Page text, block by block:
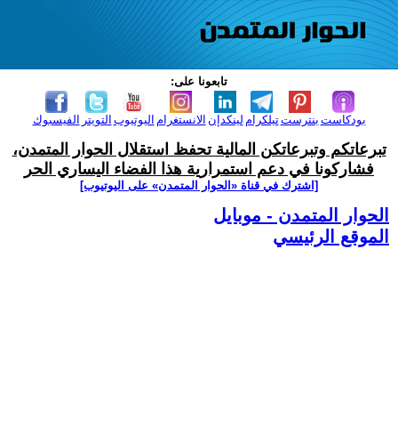
تابعونا على:
الفيسبوك التويتر اليوتيوب الانستغرام لينكدإن تيلكرامبنترست بودكاست
تبرعاتكم وتبرعاتكن المالية تحفظ استقلال الحوار المتمدن،
فشاركونا في دعم استمرارية هذا الفضاء اليساري الحر
[اشترك في قناة ‫«الحوار المتمدن» على اليوتيوب]
الحوار المتمدن - موبايل
الموقع الرئيسي